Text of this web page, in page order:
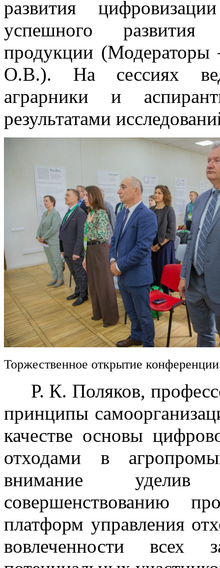
развития
успешного развития
продукции
О.В.). На сессиях
аграрники и
результатами
Торжественное открытие
Р. К. Поляков,
принципы
качестве основы
отходами в
внимание уделив
совершенствованию
платформ управления
вовлеченности всех